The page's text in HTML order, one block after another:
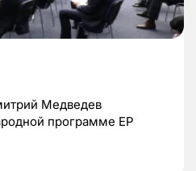
Медведев
программе ЕР